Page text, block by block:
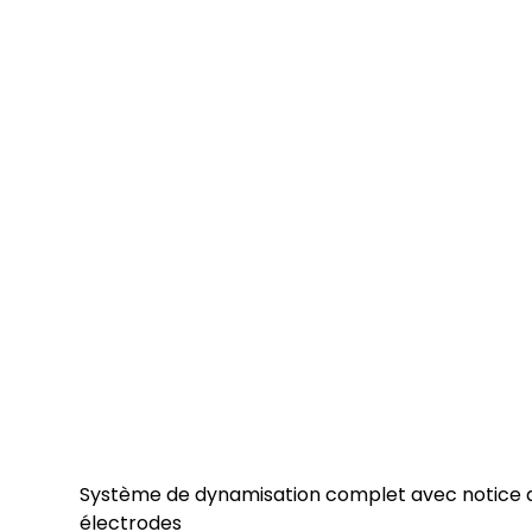
Système de dynamisation complet avec notice
électrodes